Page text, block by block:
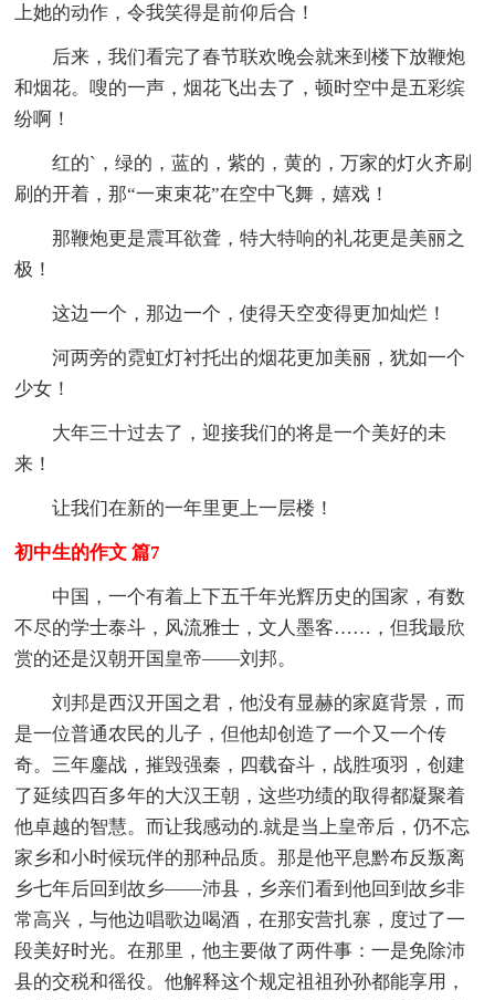
上她的动作，令我笑得是前仰后合！
后来，我们看完了春节联欢晚会就来到楼下放鞭炮
和烟花。嗖的一声，烟花飞出去了，顿时空中是五彩缤
纷啊！
红的`，绿的，蓝的，紫的，黄的，万家的灯火齐刷
刷的开着，那“一束束花”在空中飞舞，嬉戏！
那鞭炮更是震耳欲聋，特大特响的礼花更是美丽之
极！
这边一个，那边一个，使得天空变得更加灿烂！
河两旁的霓虹灯衬托出的烟花更加美丽，犹如一个
少女！
大年三十过去了，迎接我们的将是一个美好的未
来！
让我们在新的一年里更上一层楼！
初中生的作文 篇7
中国，一个有着上下五千年光辉历史的国家，有数
不尽的学士泰斗，风流雅士，文人墨客……，但我最欣
赏的还是汉朝开国皇帝——刘邦。
刘邦是西汉开国之君，他没有显赫的家庭背景，而
是一位普通农民的儿子，但他却创造了一个又一个传
奇。三年鏖战，摧毁强秦，四载奋斗，战胜项羽，创建
了延续四百多年的大汉王朝，这些功绩的取得都凝聚着
他卓越的智慧。而让我感动的.就是当上皇帝后，仍不忘
家乡和小时候玩伴的那种品质。那是他平息黔布反叛离
乡七年后回到故乡——沛县，乡亲们看到他回到故乡非
常高兴，与他边唱歌边喝酒，在那安营扎寨，度过了一
段美好时光。在那里，他主要做了两件事：一是免除沛
县的交税和徭役。他解释这个规定祖祖孙孙都能享用，